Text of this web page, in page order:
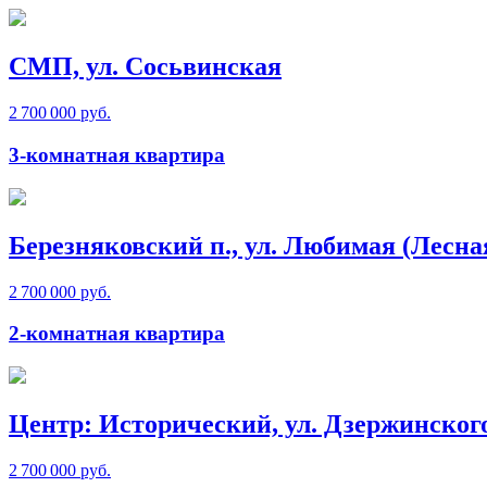
СМП, ул. Сосьвинская
2 700 000 руб.
3-комнатная квартира
Березняковский п., ул. Любимая
2 700 000 руб.
2-комнатная квартира
Центр: Исторический, ул.
2 700 000 руб.